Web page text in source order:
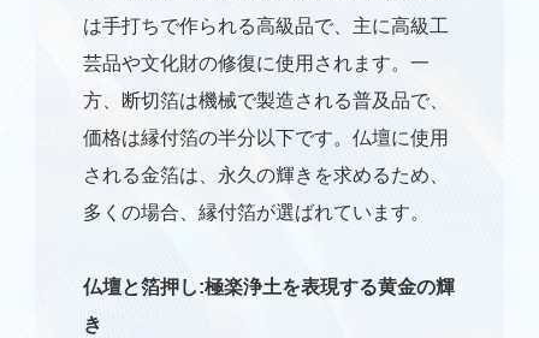
は手打ちで作られる高級品で、主に高級工
芸品や文化財の修復に使用されます。一
方、断切箔は機械で製造される普及品で、
価格は縁付箔の半分以下です。仏壇に使用
される金箔は、永久の輝きを求めるため、
多くの場合、縁付箔が選ばれています。
仏壇と箔押し:極楽浄土を表現する黄金の輝
き